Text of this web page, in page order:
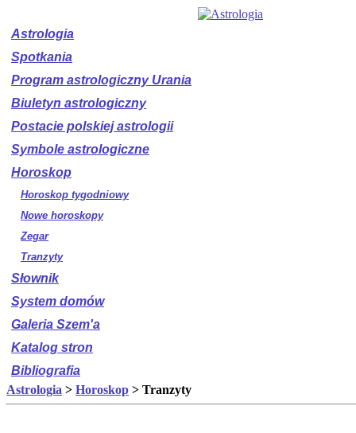
Astrologia
Spotkania
Program astrologiczny Urania
Biuletyn astrologiczny
Postacie polskiej astrologii
Symbole astrologiczne
Horoskop
Horoskop tygodniowy
Nowe horoskopy
Zegar
Tranzyty
Słownik
System domów
Galeria Szem'a
Katalog stron
Bibliografia
Astrologia > Horoskop > Tranzyty